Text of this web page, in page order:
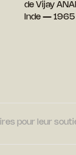
de Vijay
Inde — 1965
pour leur